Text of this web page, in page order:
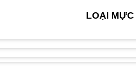
LOẠI MỰC